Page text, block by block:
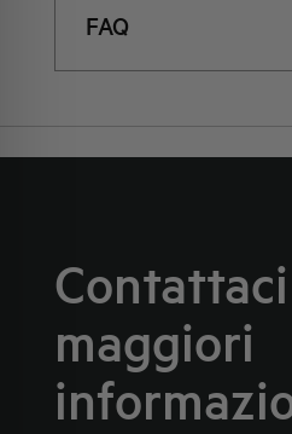
FAQ
maggiori